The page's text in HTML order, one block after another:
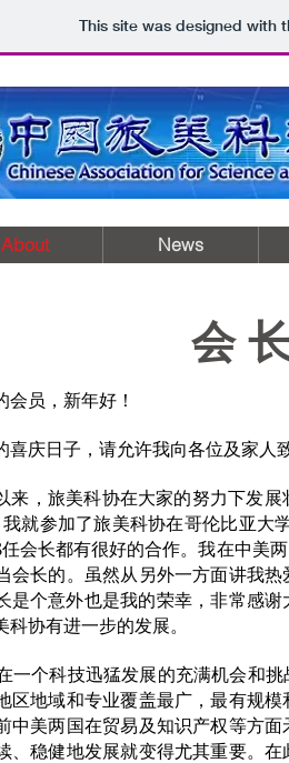
This site was designed with
About News
会
员，新年好！
庆日子，请允许我向各位及家人
，旅美科协在大家的努力下发展
就参加了旅美科协在哥伦比亚大
会长都有很好的合作。我在中美
会长的。虽然从另外一方面讲我
是个意外也是我的荣幸，非常感
协有进一步的发展。
个科技迅猛发展的充满机会和挑
区地域和专业覆盖最广，最有规
中美两国在贸易及知识产权等方
、稳健地发展就变得尤其重要。